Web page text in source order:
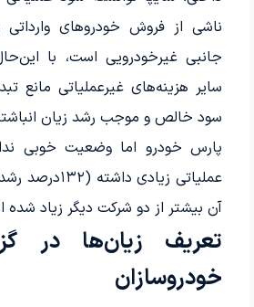
ناشی از فروش خودروهای وارداتی
جانبی غیرخودرویی است، با
سایر هزینه‌های غیرعملیاتی مانع
سود خالص و موجب رشد زیان
پارس‌ خودرو اما وضعیت خوبی
عملیاتی زیادی
آن بیشتر از دو شرکت دیگر زیاد
تعریف زیان‌ها در
خودروسازان